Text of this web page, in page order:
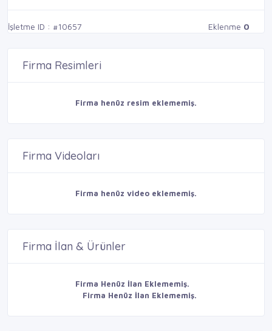
İşletme ID : #10657 Eklenme 0
Firma Resimleri
Firma henüz resim eklememiş.
Firma Videoları
Firma henüz video eklememiş.
Firma İlan & Ürünler
Firma Henüz İlan Eklememiş.
Firma Henüz İlan Eklememiş.